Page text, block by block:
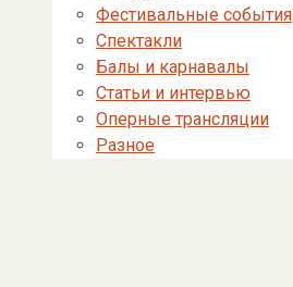
Фестивальные события
Спектакли
Балы и карнавалы
Статьи и интервью
Оперные трансляции
Разное